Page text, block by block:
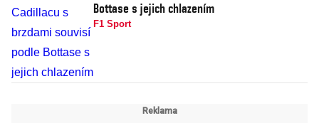
Bottase s jejich chlazením
F1 Sport